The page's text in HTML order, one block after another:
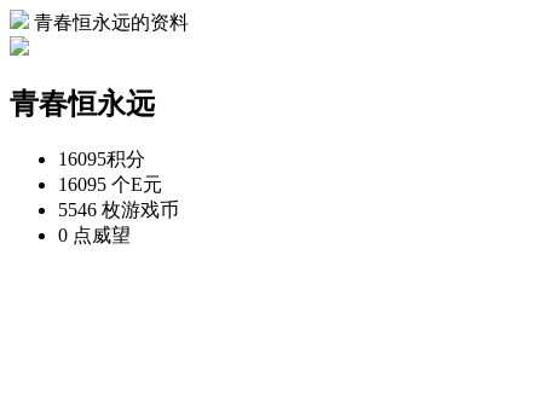
青春恒永远的资料
青春恒永远
16095积分
16095 个E元
5546 枚游戏币
0 点威望